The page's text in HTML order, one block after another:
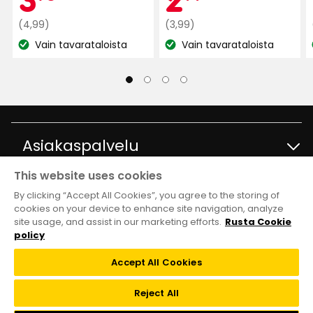
3 viikkoa sitten
3 viikkoa sitten
AG Ann-Cathrine G
1 kuukausi sitten
J Jamal
2 kuukautta sitten
€
Normaali
hinta
4,99
(4,99)
KatsoVain tavarataloista
€
Normaali
hinta
3,99
(3,99)
KatsoVain tavarataloista
Asiakaspalvelu
Kysymyksiä ja vastauksia
Tietoja
Tavaratalot ja aukioloajat
Vastuullisuus ja laatu
Club Rusta
Klubitarjoukset
Verkkokauppa
This website uses cookies
By clicking “Accept All Cookies”, you agree to the storing of
cookies on your device to enhance site navigation, analyze
site usage, and assist in our marketing efforts. Rusta Cookie
policy
Accept All Cookies
Reject All